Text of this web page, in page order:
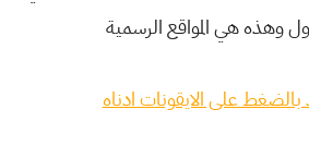
وهذه هي المواقع الرسمية
بالضغط على الايقونات ادناه